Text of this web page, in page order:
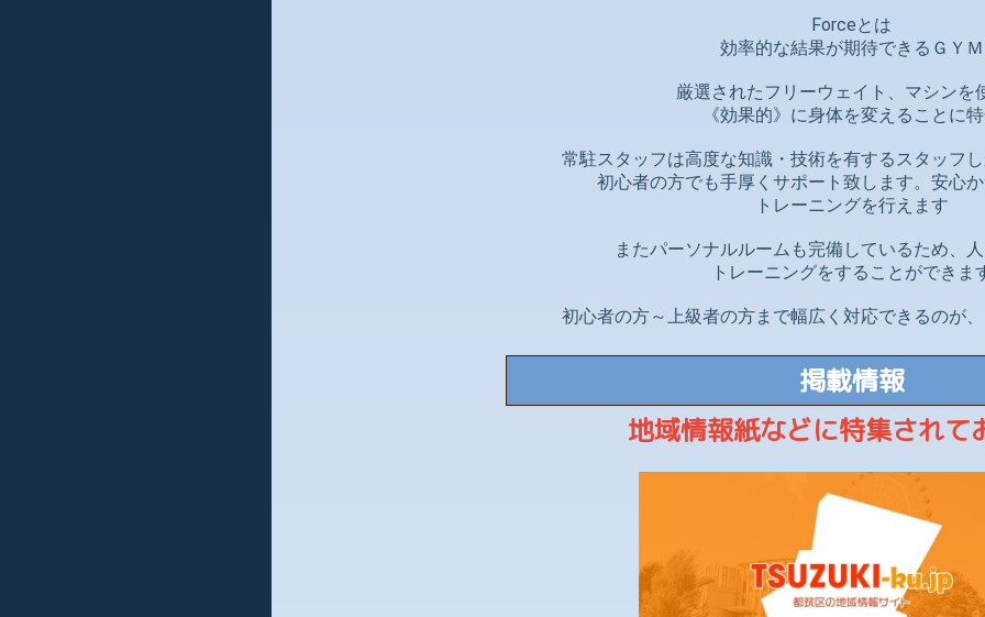
Forceとは
効率的な結果が期待できるＧＹＭ
厳選されたフリーウェイト、マシンを
《効果的》に身体を変えることに
常駐スタッフは高度な知識・技術を有するスタッフ
初心者の方でも手厚くサポート致します。安心
トレーニングを行えます
またパーソナルルームも完備しているため、
トレーニングをすることができま
初心者の方～上級者の方まで幅広く対応できるのが
掲載情報
地域情報紙などに特集されて